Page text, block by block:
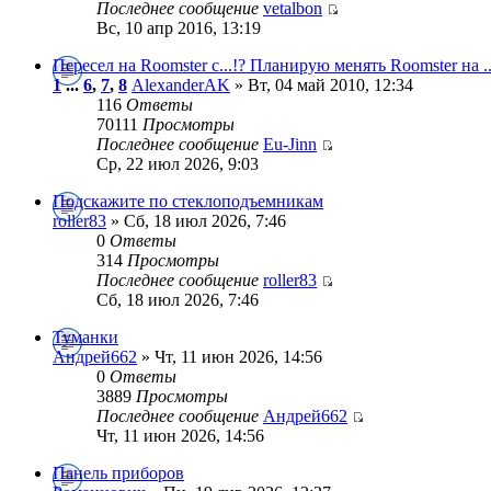
Последнее сообщение vetalbon
Вс, 10 апр 2016, 13:19
Переcел на Roomster c...!? Планирую менять Roomster на
1...6, 7, 8 AlexanderAK » Вт, 04 май 2010, 12:34
116 Ответы
70111 Просмотры
Последнее сообщение Eu-Jinn
Ср, 22 июл 2026, 9:03
Подскажите по стеклоподъемникам
roller83 » Сб, 18 июл 2026, 7:46
0 Ответы
314 Просмотры
Последнее сообщение roller83
Сб, 18 июл 2026, 7:46
Туманки
Андрей662 » Чт, 11 июн 2026, 14:56
0 Ответы
3889 Просмотры
Последнее сообщение Андрей662
Чт, 11 июн 2026, 14:56
Панель приборов